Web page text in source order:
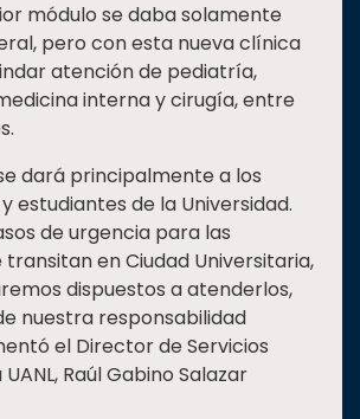
módulo se daba solamente
pero con esta nueva clínica
atención de pediatría,
interna y cirugía, entre
dará principalmente a los
estudiantes de la Universidad.
de urgencia para las
transitan en Ciudad Universitaria,
dispuestos a atenderlos,
nuestra responsabilidad
el Director de Servicios
Raúl Gabino Salazar